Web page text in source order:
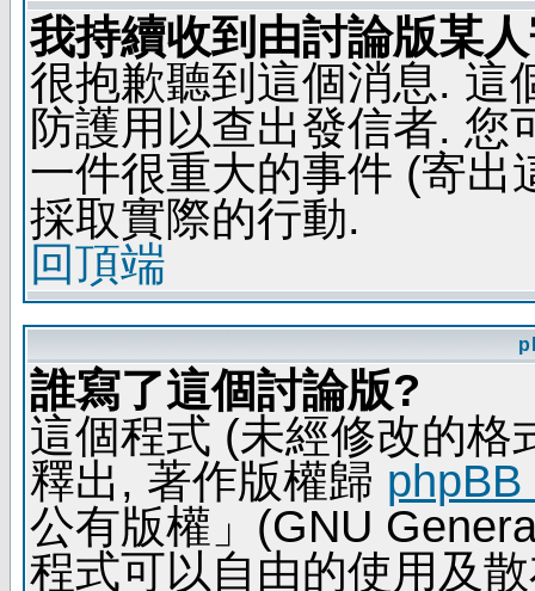
我持續收到由討論版某
很抱歉聽到這個消息. 這
防護用以查出發信者. 您
一件很重大的事件 (寄出
採取實際的行動.
回頂端
誰寫了這個討論版?
這個程式 (未經修改的格
釋出, 著作版權歸
公有版權」(GNU
程式可以自由的使用及